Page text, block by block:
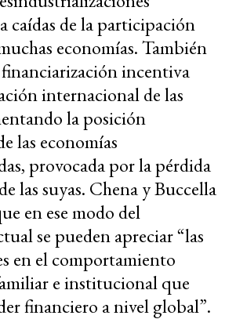
caídas de la participación
economías. También
incentiva
internacional de las
la posición
las economías
provocada por la pérdida
las suyas. Chena y Buccella
en ese modo del
se pueden apreciar “las
en el comportamiento
e institucional que
financiero a nivel global”.